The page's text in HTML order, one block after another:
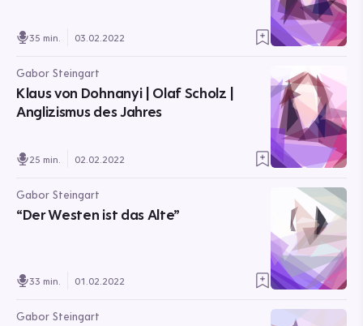
35 min. 03.02.2022
Gabor Steingart
Klaus von Dohnanyi | Olaf Scholz |
Anglizismus des Jahres
25 min. 02.02.2022
Gabor Steingart
“Der Westen ist das Alte”
33 min. 01.02.2022
Gabor Steingart